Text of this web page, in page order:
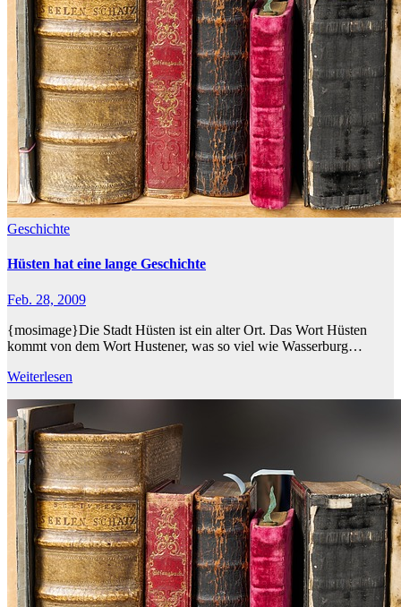
Geschichte
Hüsten hat eine lange Geschichte
Feb. 28, 2009
{mosimage}Die Stadt Hüsten ist ein alter Ort. Das Wort Hüsten
kommt von dem Wort Hustener, was so viel wie Wasserburg…
Weiterlesen